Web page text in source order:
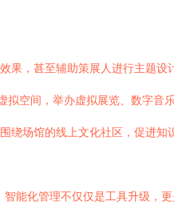
果，甚至辅助策展人进行主题设
拟空间，举办虚拟展览、数字音
绕场馆的线上文化社区，促进知
智能化管理不仅仅是工具升级